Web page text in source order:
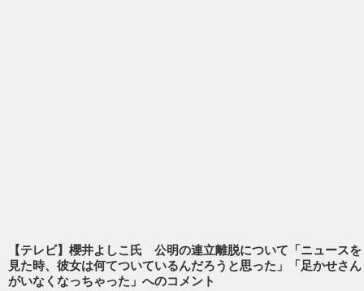
【テレビ】櫻井よしこ氏 公明の連立離脱について「ニュースを
見た時、彼女は何てついているんだろうと思った」「足かせさん
がいなくなっちゃった」 へのコメント